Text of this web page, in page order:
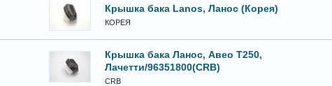
Крышка бака Lanos, Ланос (Корея)
КОРЕЯ
Крышка бака Ланос, Авео Т250,
Лачетти/96351800(CRB)
CRB